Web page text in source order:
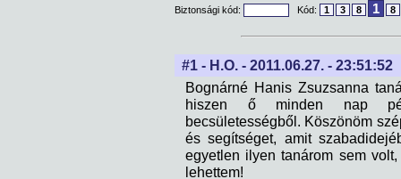
Biztonsági kód:
Kód: 1 3 8 1 8
#1 - H.O. - 2011.06.27. - 23:51:52
Bognárné Hanis Zsuzsanna
hiszen ő minden nap
becsületességből. Köszönöm
és segítséget, amit
egyetlen ilyen tanárom sem
lehettem!